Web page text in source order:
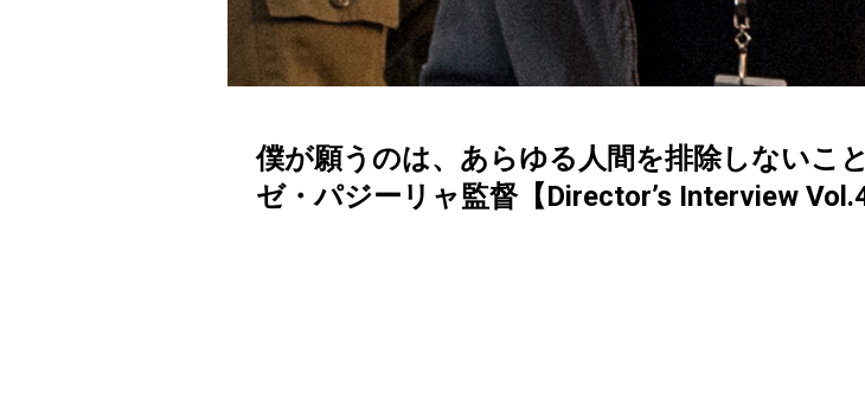
僕が願うのは、あらゆる人間を排除しないこ
ゼ・パジーリャ監督【Director’s Interview